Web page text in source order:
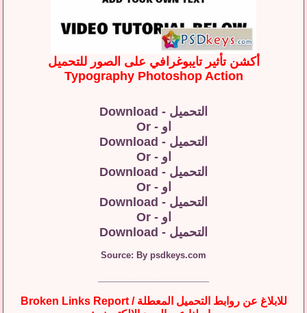
أكشن تأثير تايبوغرافي على الصور للتحميل
Typography Photoshop Action
التحميل - Download
او - Or
التحميل - Download
او - Or
التحميل - Download
او - Or
التحميل - Download
او - Or
التحميل - Download
Source: By psdkeys.com
للابلاغ عن روابط التحميل المعطلة / Broken Links Report